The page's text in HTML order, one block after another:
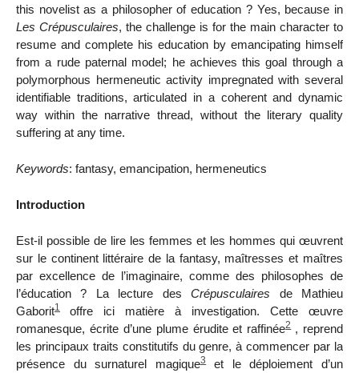
this novelist as a philosopher of education ? Yes, because in
Les Crépusculaires, the challenge is for the main character to
resume and complete his education by emancipating himself
from a rude paternal model; he achieves this goal through a
polymorphous hermeneutic activity impregnated with several
identifiable traditions, articulated in a coherent and dynamic
way within the narrative thread, without the literary quality
suffering at any time.
Keywords: fantasy, emancipation, hermeneutics
Introduction
Est-il possible de lire les femmes et les hommes qui œuvrent
sur le continent littéraire de la fantasy, maîtresses et maîtres
par excellence de l’imaginaire, comme des philosophes de
l’éducation ? La lecture desCrépusculaires de Mathieu
Gaborit1
offre ici matière à investigation. Cette œuvre
romanesque, écrite d’une plume érudite et raffinée2 , reprend
les principaux traits constitutifs du genre, à commencer par la
présence du surnaturel magique3
et le déploiement d’un